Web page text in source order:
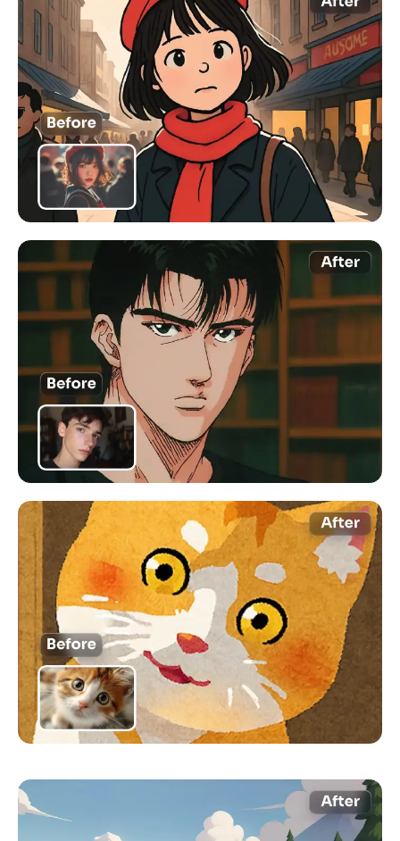
AI寶貝
AI濾鏡
爆頭生成器專業版
AI頭像生成器
護照照片製作工具
視頻增強器
影片浮水印去除器